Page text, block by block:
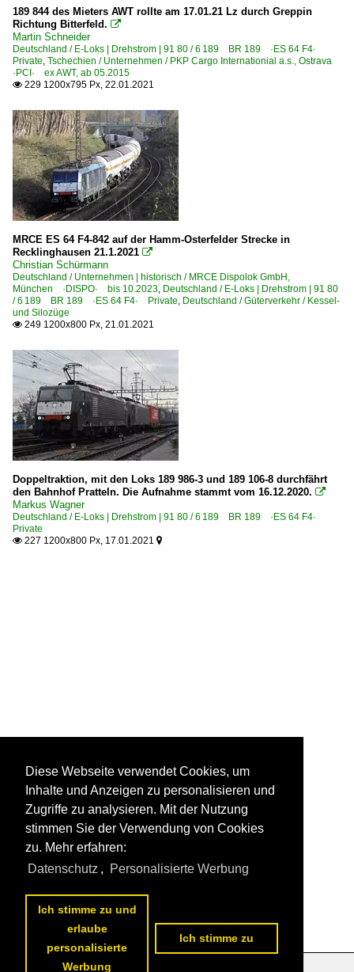
189 844 des Mieters AWT rollte am 17.01.21 Lz durch Greppin
Richtung Bitterfeld. 
Martin Schneider
Deutschland / E-Loks | Drehstrom | 91 80 / 6 189 BR 189 ·ES 64 F4·
Private, Tschechien / Unternehmen / PKP Cargo Internationial a.s., Ostrava
·PCI· ex AWT, ab 05.2015
 229 1200x795 Px, 22.01.2021
MRCE ES 64 F4-842 auf der Hamm-Osterfelder Strecke in
Recklinghausen 21.1.2021 
Christian Schürmann
Deutschland / Unternehmen | historisch / MRCE Dispolok GmbH,
München ·DISPO· bis 10.2023, Deutschland / E-Loks | Drehstrom | 91 80
/ 6 189 BR 189 ·ES 64 F4· Private, Deutschland / Güterverkehr / Kessel-
und Silozüge
 249 1200x800 Px, 21.01.2021
Doppeltraktion, mit den Loks 189 986-3 und 189 106-8 durchfährt
den Bahnhof Pratteln. Die Aufnahme stammt vom 16.12.2020. 
Markus Wagner
Deutschland / E-Loks | Drehstrom | 91 80 / 6 189 BR 189 ·ES 64 F4·
Private
 227 1200x800 Px, 17.01.2021 
Diese Webseite verwendet Cookies, um
Inhalte und Anzeigen zu personalisieren und
Zugriffe zu analysieren. Mit der Nutzung
stimmen Sie der Verwendung von Cookies
zu. Mehr erfahren:
Datenschutz , Personalisierte Werbung
Ich stimme zu und
erlaube
personalisierte
Werbung
Ich stimme zu